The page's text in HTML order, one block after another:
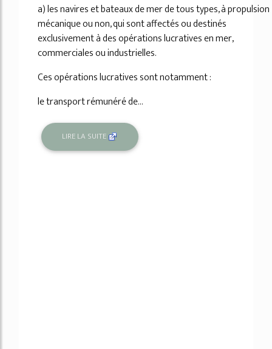
a) les navires et bateaux de mer de tous types, à propulsion
mécanique ou non, qui sont affectés ou destinés
exclusivement à des opérations lucratives en mer,
commerciales ou industrielles.
Ces opérations lucratives sont notamment :
le transport rémunéré de...
LIRE LA SUITE